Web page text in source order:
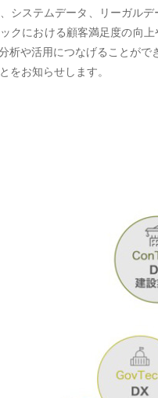
システムデータ、リーガル
クにおける顧客満足度の向
析や活用につなげることが
をお知らせします。